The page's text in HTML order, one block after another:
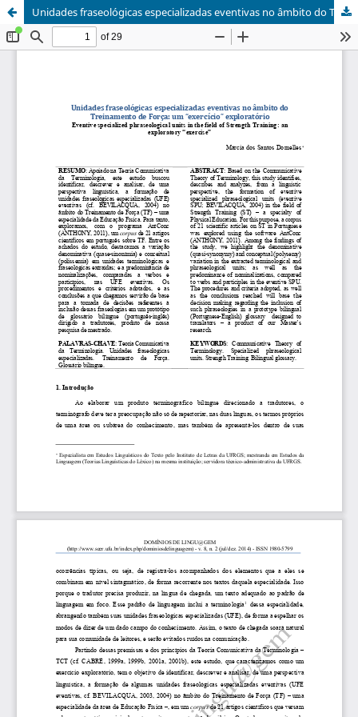
Unidades fraseológicas especializadas eventivas no âmbito do Treinamento de Força: um "exercício" exploratório